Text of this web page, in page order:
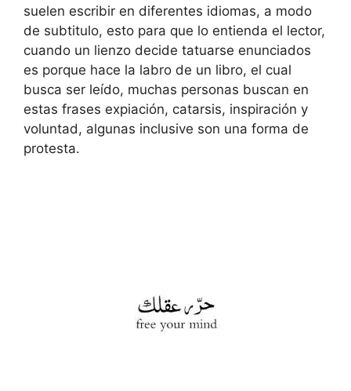
suelen escribir en diferentes idiomas, a modo
de subtitulo, esto para que lo entienda el lector,
cuando un lienzo decide tatuarse enunciados
es porque hace la labro de un libro, el cual
busca ser leído, muchas personas buscan en
estas frases expiación, catarsis, inspiración y
voluntad, algunas inclusive son una forma de
protesta.